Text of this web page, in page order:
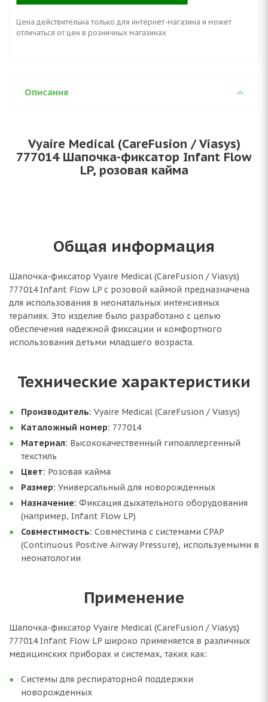
Цена действительна только для интернет-магазина и может
отличаться от цен в розничных магазинах
Описание
Vyaire Medical (CareFusion / Viasys)
777014 Шапочка-фиксатор Infant Flow
LP, розовая кайма
Общая информация
Шапочка-фиксатор Vyaire Medical (CareFusion / Viasys)
777014 Infant Flow LP с розовой каймой предназначена
для использования в неонатальных интенсивных
терапиях. Это изделие было разработано с целью
обеспечения надежной фиксации и комфортного
использования детьми младшего возраста.
Технические характеристики
Производитель: Vyaire Medical (CareFusion / Viasys)
Каталожный номер: 777014
Материал: Высококачественный гипоаллергенный
текстиль
Цвет: Розовая кайма
Размер: Универсальный для новорожденных
Назначение: Фиксация дыхательного оборудования
(например, Infant Flow LP)
Совместимость: Совместима с системами СРАР
(Continuous Positive Airway Pressure), используемыми в
неонатологии
Применение
Шапочка-фиксатор Vyaire Medical (CareFusion / Viasys)
777014 Infant Flow LP широко применяется в различных
медицинских приборах и системах, таких как:
Системы для респираторной поддержки
новорожденных